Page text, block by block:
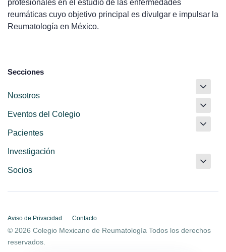
profesionales en el estudio de las enfermedades
reumáticas cuyo objetivo principal es divulgar e impulsar la
Reumatología en México.
Secciones
Nosotros
Eventos del Colegio
Pacientes
Investigación
Socios
Aviso de Privacidad Contacto
© 2026 Colegio Mexicano de Reumatología Todos los derechos
reservados.